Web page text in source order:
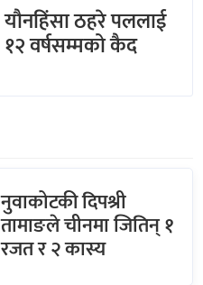
यौनहिंसा ठहरे पललाई
१२ वर्षसम्मको कैद
नुवाकोटकी दिपश्री
तामाङले चीनमा जितिन् १
रजत र २ कास्य